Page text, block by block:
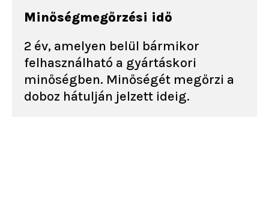
Minőségmegőrzési idő
2 év, amelyen belül bármikor
felhasználható a gyártáskori
minőségben. Minőségét megőrzi a
doboz hátulján jelzett ideig.